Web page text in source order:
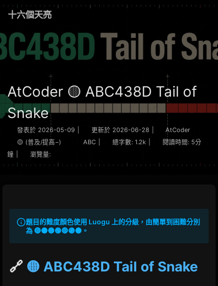
十六個天亮
AtCoder 🟡 ABC438D Tail of
Snake
發表於 2026-05-09 更新於 2026-06-28
AtCoder
🟡 (普及/提高−)
ABC 總字數: 1.2k 閱讀時間: 5分
鐘
瀏覽量:
題目的難度顏色使用 Luogu 上的分級，由簡單到困難分別
為 🔴🟠🟡🟢🔵🟣⚫。
🔗 🟡 ABC438D Tail of Snake